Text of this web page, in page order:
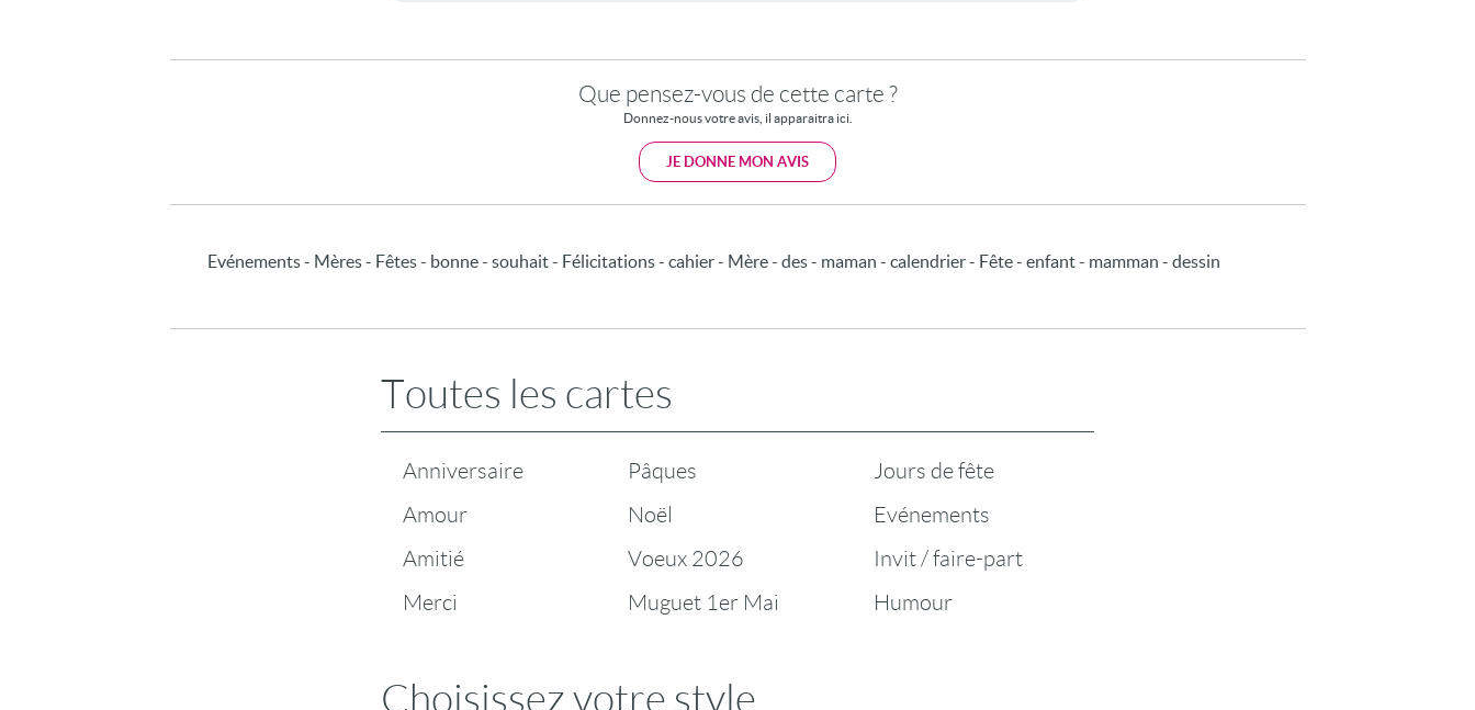
Que pensez-vous de cette carte ?
Donnez-nous votre avis, il apparaitra ici.
JE DONNE MON AVIS
Evénements - Mères - Fêtes - bonne - souhait - Félicitations - cahier - Mère - des - maman - calendrier - Fête - enfant - mamman - dessin
Toutes les cartes
Anniversaire
Amour
Amitié
Merci
Pâques
Noël
Voeux 2026
Muguet 1er Mai
Jours de fête
Evénements
Invit / faire-part
Humour
Choisissez votre style